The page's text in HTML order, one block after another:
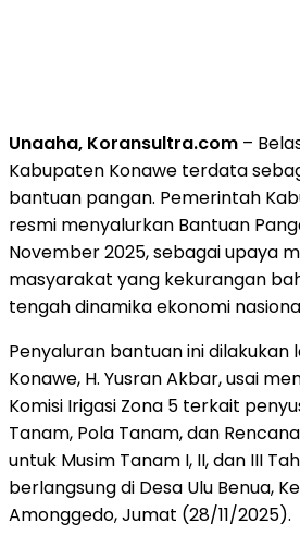
Unaaha, Koransultra.com –
Kabupaten Konawe terdata
bantuan pangan. Pemerintah
resmi menyalurkan Bantuan
November 2025, sebagai upaya
masyarakat yang kekurangan
tengah dinamika ekonomi
Penyaluran bantuan ini dilakukan
Konawe, H. Yusran Akbar, usai
Komisi Irigasi Zona 5 terkait
Tanam, Pola Tanam, dan
untuk Musim Tanam I, II, dan III
berlangsung di Desa Ulu Benua,
Amonggedo, Jumat (28/11/2025).